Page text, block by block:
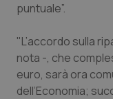
Lombardia
Marche
Molise
Dolore
Donna &
Epatiti
puntuale”.
"L’accordo sulla
nota -, che
euro, sarà ora
dell’Economia;